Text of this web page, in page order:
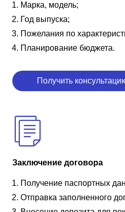
Марка, модель;
Год выпуска;
Пожелания по
Планирование бюджета.
Получить
Заключение договора
Получение паспортных
Отправка заполненного